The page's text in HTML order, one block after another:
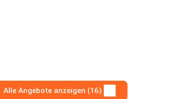
Alle Angebote anzeigen (16)